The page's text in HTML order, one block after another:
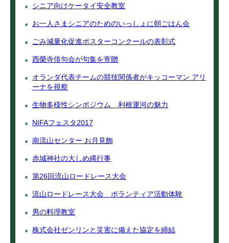
シニア向けケータイ安全教室
お一人さまシニアのためのいっしょに朝ごはん会
ごみ減量化促進ポスターコンクールの表彰式
西榮寺俳句会が句集を寄贈
オランダ代表チームの競技関係者がキッコーマン アリ
ーナを視察
生物多様性シンポジウム 利根運河の魅力
NIFAフェスタ2017
南流山センター お月見飾
赤城神社の大しめ縄行事
第26回流山ロードレース大会
流山ロードレース大会 ボランティア活動体験
男の料理教室
株式会社ゼンリンと災害に備えた協定を締結